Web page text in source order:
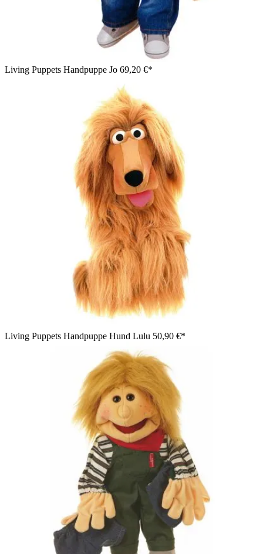
Living Puppets Handpuppe Jo 69,20 €*
Living Puppets Handpuppe Hund Lulu 50,90 €*